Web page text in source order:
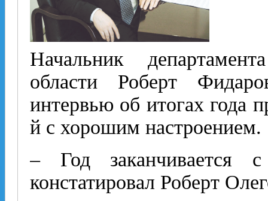
Начальник
области Роберт
интервью об итогах года
й с хорошим настроением.
– Год заканчивается
констатировал Роберт